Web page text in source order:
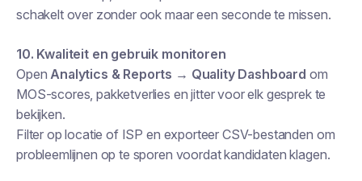
schakelt over zonder ook maar een seconde te missen.
10. Kwaliteit en gebruik monitoren
OpenAnalytics & Reports → Quality Dashboard om
MOS-scores, pakketverlies en jitter voor elk gesprek te
bekijken.
Filter op locatie of ISP en exporteer CSV-bestanden om
probleemlijnen op te sporen voordat kandidaten klagen.